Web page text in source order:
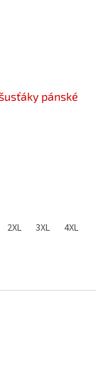
pánské
2XL 3XL 4XL